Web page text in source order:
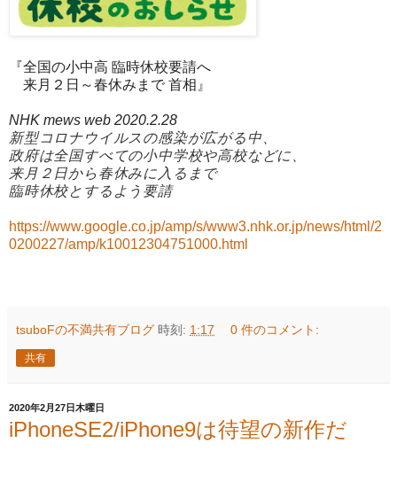
『全国の小中高 臨時休校要請へ
来月２日～春休みまで 首相』
NHK mews web 2020.2.28
新型コロナウイルスの感染が広がる中、
政府は全国すべての小中学校や高校などに、
来月２日から春休みに入るまで
臨時休校とするよう要請
https://www.google.co.jp/amp/s/www3.nhk.or.jp/news/html/2
0200227/amp/k10012304751000.html
tsuboFの不満共有ブログ 時刻: 1:17 0 件のコメント:
共有
2020年2月27日木曜日
iPhoneSE2/iPhone9は待望の新作だ